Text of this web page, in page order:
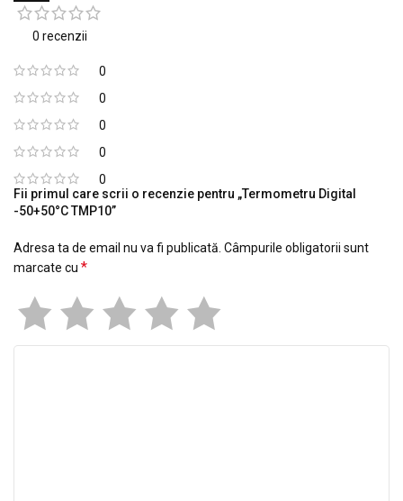
0 recenzii
0
0
0
0
0
Fii primul care scrii o recenzie pentru „Termometru Digital
-50+50°C TMP10”
Adresa ta de email nu va fi publicată. Câmpurile obligatorii sunt
marcate cu *